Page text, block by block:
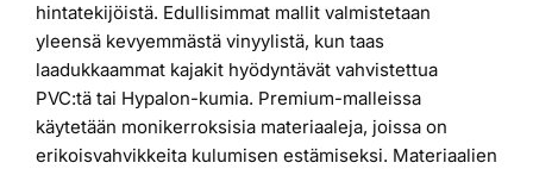
hintatekijöistä. Edullisimmat mallit valmistetaan
yleensä kevyemmästä vinyylistä, kun taas
laadukkaammat kajakit hyödyntävät vahvistettua
PVC:tä tai Hypalon-kumia. Premium-malleissa
käytetään monikerroksisia materiaaleja, joissa on
erikoisvahvikkeita kulumisen estämiseksi. Materiaalien